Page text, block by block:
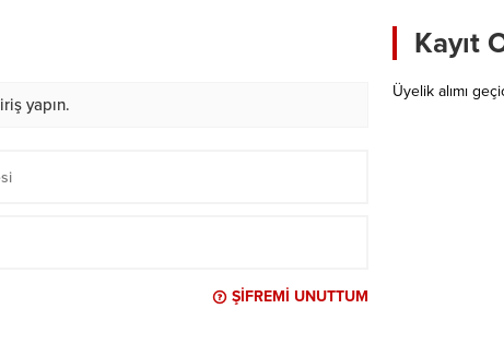
yapın.
ŞIFREMI UNUTTUM
Kayıt
Üyelik alımı